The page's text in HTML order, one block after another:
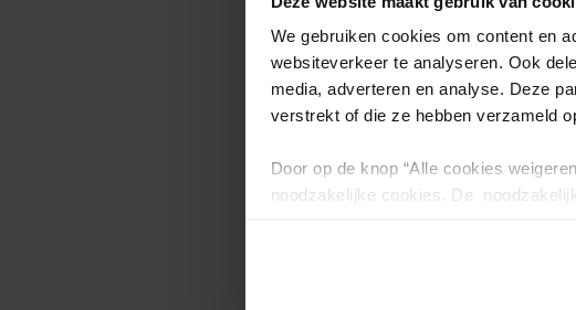
We gebruiken cookies om content en
websiteverkeer te analyseren. Ook
media, adverteren en analyse. Deze
verstrekt of die ze hebben verzameld
Door op de knop “Alle cookies
noodzakelijke cookies. De